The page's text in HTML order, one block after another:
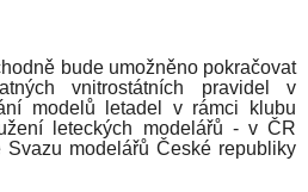
bude umožněno pokračovat
vnitrostátních pravidel v
modelů letadel v rámci klubu
leteckých modelářů - v ČR
Svazu modelářů České republiky